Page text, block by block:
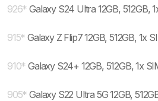
926* Galaxy S24 Ultra 12GB, 512GB,
915* Galaxy Z Flip7 12GB, 512GB, 1x
910* Galaxy S24+ 12GB, 512GB, 1x
905* Galaxy S22 Ultra 5G 12GB,